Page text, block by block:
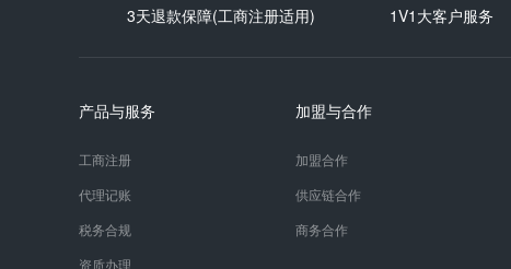
3天退款保障(工商注册适用) 1V1大客户服务
产品与服务
工商注册
代理记账
税务合规
资质办理
加盟与合作
加盟合作
供应链合作
商务合作